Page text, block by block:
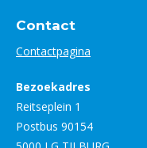
Contact
Contactpagina
Bezoekadres
Reitseplein 1
Postbus 90154